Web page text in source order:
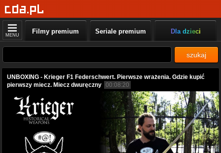
MENU Filmy premium Seriale premium Dla dzieci
szukaj
UNBOXING - Krieger F1 Federschwert. Pierwsze wrażenia. Gdzie kupić
pierwszy miecz. Miecz dwuręczny 00:08:20